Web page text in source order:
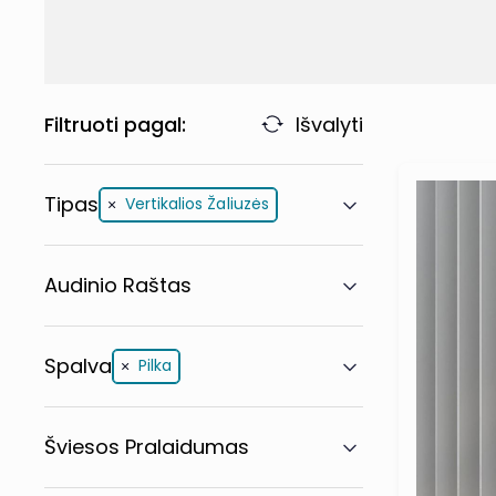
Filtruoti pagal: Išvalyti
Tipas Vertikalios Žaliuzės
Audinio Raštas
Spalva Pilka
Šviesos Pralaidumas